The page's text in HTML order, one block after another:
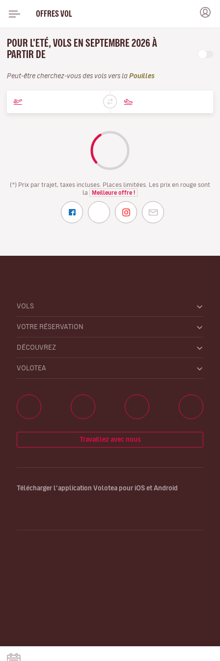
OFFRES VOL
POUR L'ETÉ, VOLS EN SEPTEMBRE 2026 À
PARTIR DE
Peut-être cherchez-vous des vols vers la Pouilles
(*) Prix par trajet, taxes incluses. Places limitées. Les prix en rouge sont
la
Meilleure offre !
VOLS
VOTRE RÉSERVATION
DÉCOUVREZ
VOLOTEA
Travaillez avec nous
Télécharger l’application Volotea pour iOS et Android